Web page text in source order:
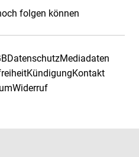
folgen können
DatenschutzMediadaten
KündigungKontakt
Widerruf